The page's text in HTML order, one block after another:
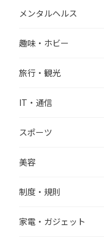
メンタルヘルス
趣味・ホビー
旅行・観光
IT・通信
スポーツ
美容
制度・規則
家電・ガジェット